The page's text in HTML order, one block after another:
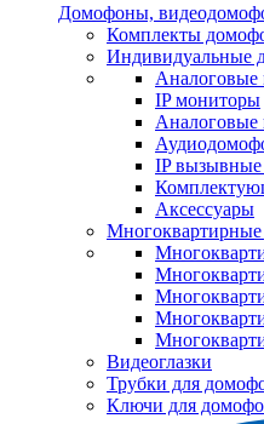
Домофоны,
Комплекты
Индивидуальные
IP мониторы
Аналоговые
IP вызывные
Аксессуары
Видеоглазки
Трубки для
Ключи для